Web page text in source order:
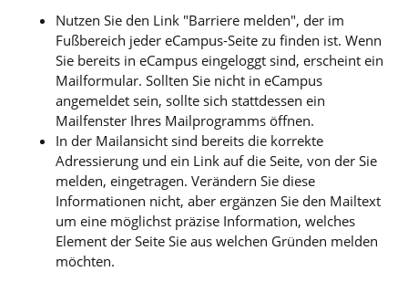
Nutzen Sie den Link "Barriere melden", der im
Fußbereich jeder eCampus-Seite zu finden ist. Wenn
Sie bereits in eCampus eingeloggt sind, erscheint ein
Mailformular. Sollten Sie nicht in eCampus
angemeldet sein, sollte sich stattdessen ein
Mailfenster Ihres Mailprogramms öffnen.
In der Mailansicht sind bereits die korrekte
Adressierung und ein Link auf die Seite, von der Sie
melden, eingetragen. Verändern Sie diese
Informationen nicht, aber ergänzen Sie den Mailtext
um eine möglichst präzise Information, welches
Element der Seite Sie aus welchen Gründen melden
möchten.